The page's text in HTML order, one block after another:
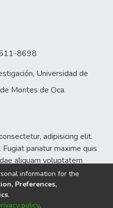
8698
Universidad de
Montes de Oca.
adipisicing elit.
pariatur maxime quis
aliquam voluptatem
delectus sint!
information for the
Preferences,
.
policy.